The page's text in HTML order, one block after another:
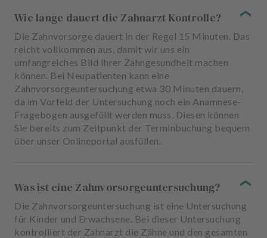
Wie lange dauert die Zahnarzt Kontrolle?
Die Zahnvorsorge dauert in der Regel 15 Minuten. Das
reicht vollkommen aus, damit wir uns ein
umfangreiches Bild Ihrer Zahngesundheit machen
können. Bei Neupatienten kann eine
Zahnvorsorgeuntersuchung etwa 30 Minuten dauern,
da im Vorfeld der Untersuchung noch ein Anamnese-
Fragebogen ausgefüllt werden muss. Diesen können
Sie bereits zum Zeitpunkt der Terminbuchung bequem
über unser Onlineportal ausfüllen.
Was ist eine Zahnvorsorgeuntersuchung?
Die Zahnvorsorgeuntersuchung ist eine Untersuchung
für Kinder und Erwachsene. Bei dieser Untersuchung
kontrolliert der Zahnarzt die Zähne und den gesamten